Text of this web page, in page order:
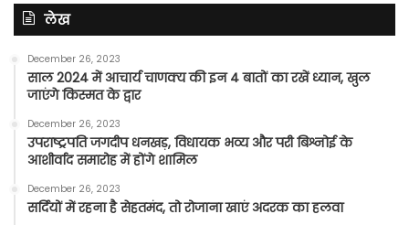
लेख
December 26, 2023
साल 2024 में आचार्य चाणक्य की इन 4 बातों का रखें ध्यान, खुल
जाएंगे किस्मत के द्वार
December 26, 2023
उपराष्ट्रपति जगदीप धनखड़, विधायक भव्य और परी बिश्नोई के
आशीर्वाद समारोह में होंगे शामिल
December 26, 2023
सर्दियों में रहना है सेहतमंद, तो रोजाना खाएं अदरक का हलवा